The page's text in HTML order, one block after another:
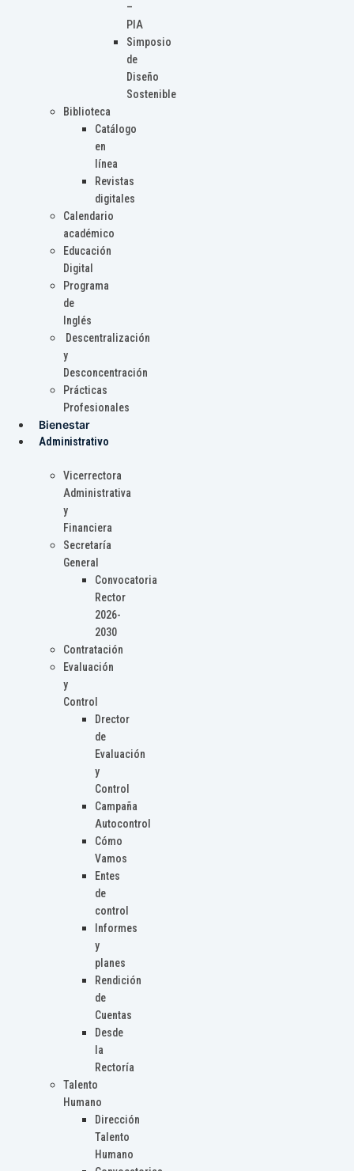
–
PIA
Simposio
de
Diseño
Sostenible
Biblioteca
Catálogo
en
línea
Revistas
digitales
Calendario
académico
Educación
Digital
Programa
de
Inglés
Descentralización
y
Desconcentración
Prácticas
Profesionales
Bienestar
Administrativo
Vicerrectora
Administrativa
y
Financiera
Secretaría
General
Convocatoria
Rector
2026-
2030
Contratación
Evaluación
y
Control
Drector
de
Evaluación
y
Control
Campaña
Autocontrol
Cómo
Vamos
Entes
de
control
Informes
y
planes
Rendición
de
Cuentas
Desde
la
Rectoría
Talento
Humano
Dirección
Talento
Humano